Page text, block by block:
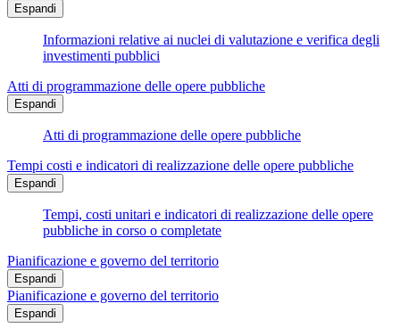
Espandi
Informazioni relative ai nuclei di valutazione e verifica degli
investimenti pubblici
Atti di programmazione delle opere pubbliche
Espandi
Atti di programmazione delle opere pubbliche
Tempi costi e indicatori di realizzazione delle opere pubbliche
Espandi
Tempi, costi unitari e indicatori di realizzazione delle opere
pubbliche in corso o completate
Pianificazione e governo del territorio
Espandi
Pianificazione e governo del territorio
Espandi